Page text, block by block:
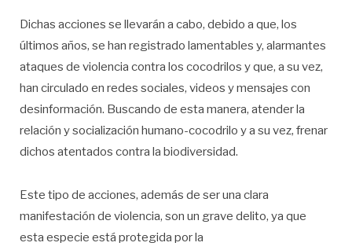
Dichas acciones se llevarán a cabo, debido a que, los
últimos años, se han registrado lamentables y, alarmantes
ataques de violencia contra los cocodrilos y que, a su vez,
han circulado en redes sociales, videos y mensajes con
desinformación. Buscando de esta manera, atender la
relación y socialización humano-cocodrilo y a su vez, frenar
dichos atentados contra la biodiversidad.
Este tipo de acciones, además de ser una clara
manifestación de violencia, son un grave delito, ya que
esta especie está protegida por la